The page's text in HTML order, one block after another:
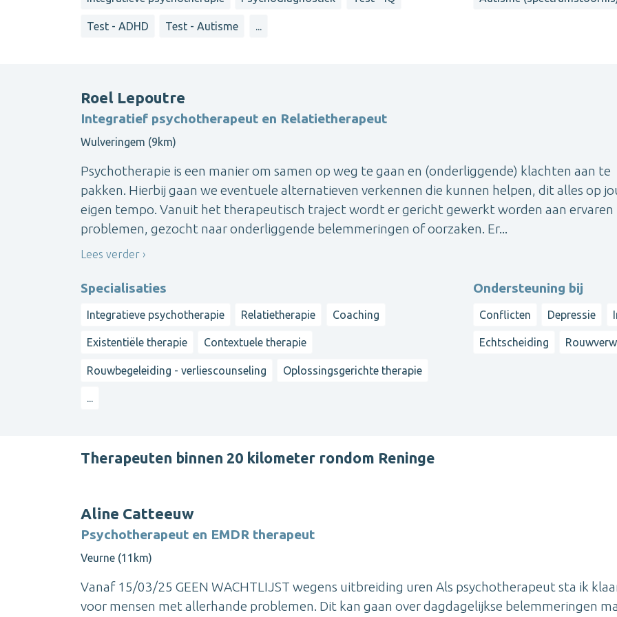
Test - ADHD Test - Autisme ...
Roel Lepoutre
Integratief psychotherapeut en Relatietherapeut
Wulveringem (9km)
Psychotherapie is een manier om samen op weg te gaan en (onderliggende) klachten aan te
pakken. Hierbij gaan we eventuele alternatieven verkennen die kunnen helpen, dit alles op
eigen tempo. Vanuit het therapeutisch traject wordt er gericht gewerkt worden aan ervaren
problemen, gezocht naar onderliggende belemmeringen of oorzaken. Er...
Lees verder
Specialisaties
Integratieve psychotherapie Relatietherapie Coaching
Existentiële therapie Contextuele therapie
Rouwbegeleiding - verliescounseling Oplossingsgerichte therapie
...
Ondersteuning bij
Conflicten Depressie
Echtscheiding
Therapeuten binnen 20 kilometer rondom Reninge
Aline Catteeuw
Psychotherapeut en EMDR therapeut
Veurne (11km)
Vanaf 15/03/25 GEEN WACHTLIJST wegens uitbreiding uren Als psychotherapeut sta ik
voor mensen met allerhande problemen. Dit kan gaan over dagdagelijkse belemmeringen